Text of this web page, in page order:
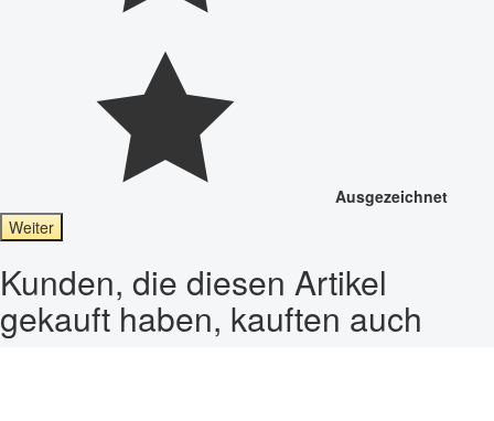
Ausgezeichnet
Weiter
Kunden, die diesen Artikel
gekauft haben, kauften auch